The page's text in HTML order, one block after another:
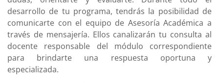
desarrollo de tu programa, tendrás la posibilidad de
comunicarte con el equipo de Asesoría Académica a
través de mensajería. Ellos canalizarán tu consulta al
docente responsable del módulo correspondiente
para brindarte una respuesta oportuna y
especializada.